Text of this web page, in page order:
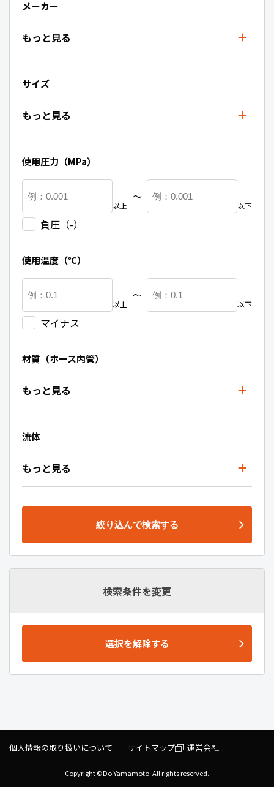
メーカー
もっと見る
サイズ
もっと見る
使用圧力（MPa）
以上
負圧（-）
〜
以下
使用温度（℃）
以上
マイナス
〜
以下
材質（ホース内管）
もっと見る
流体
もっと見る
絞り込んで検索する
検索条件を変更
選択を解除する
個人情報の取り扱いについて サイトマップ 運営会社
Copyright ©Do-Yamamoto. All rights reserved.